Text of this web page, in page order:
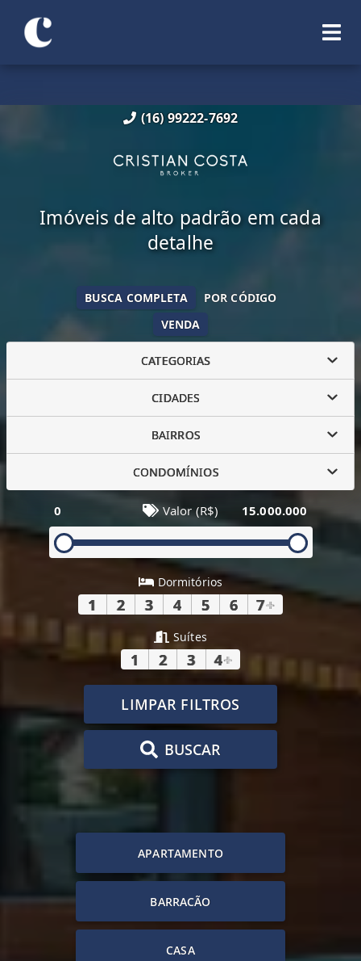
(16) 99222-7692
Imóveis de alto padrão em cada
detalhe
VENDA
BUSCA COMPLETA POR CÓDIGO
CATEGORIAS
CIDADES
BAIRROS
CONDOMÍNIOS
0 Valor (R$) 15.000.000
Dormitórios
1 2 3 4 5 6 7+
Suítes
1 2 3 4+
LIMPAR FILTROS
BUSCAR
APARTAMENTO
BARRACÃO
CASA